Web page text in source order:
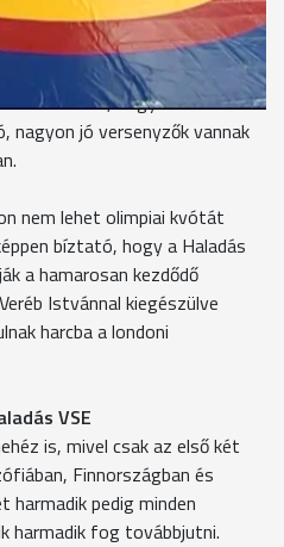
VSE
tavaly is megvolt. Igaz
Minden évben
mondom, hogy
nagyon jó versenyzők vannak
nem lehet olimpiai kvótát
bíztató, hogy a Haladás
a hamarosan kezdődő
Istvánnal kiegészülve
harcba a londoni
VSE
is, mivel csak az első két
Finnországban és
harmadik pedig minden
harmadik fog továbbjutni.